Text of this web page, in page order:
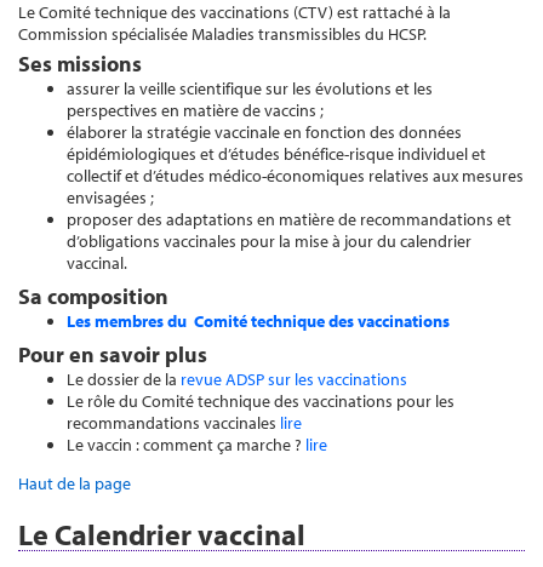
Le Comité technique des vaccinations (CTV) est rattaché à la
Commission spécialisée Maladies transmissibles du HCSP.
Ses missions
assurer la veille scientifique sur les évolutions et les
perspectives en matière de vaccins ;
élaborer la stratégie vaccinale en fonction des données
épidémiologiques et d’études bénéfice-risque individuel et
collectif et d’études médico-économiques relatives aux mesures
envisagées ;
proposer des adaptations en matière de recommandations et
d’obligations vaccinales pour la mise à jour du calendrier
vaccinal.
Sa composition
Les membres du Comité technique des vaccinations
Pour en savoir plus
Le dossier de la revue ADSP sur les vaccinations
Le rôle du Comité technique des vaccinations pour les
recommandations vaccinales lire
Le vaccin : comment ça marche ? lire
Haut de la page
Le Calendrier vaccinal